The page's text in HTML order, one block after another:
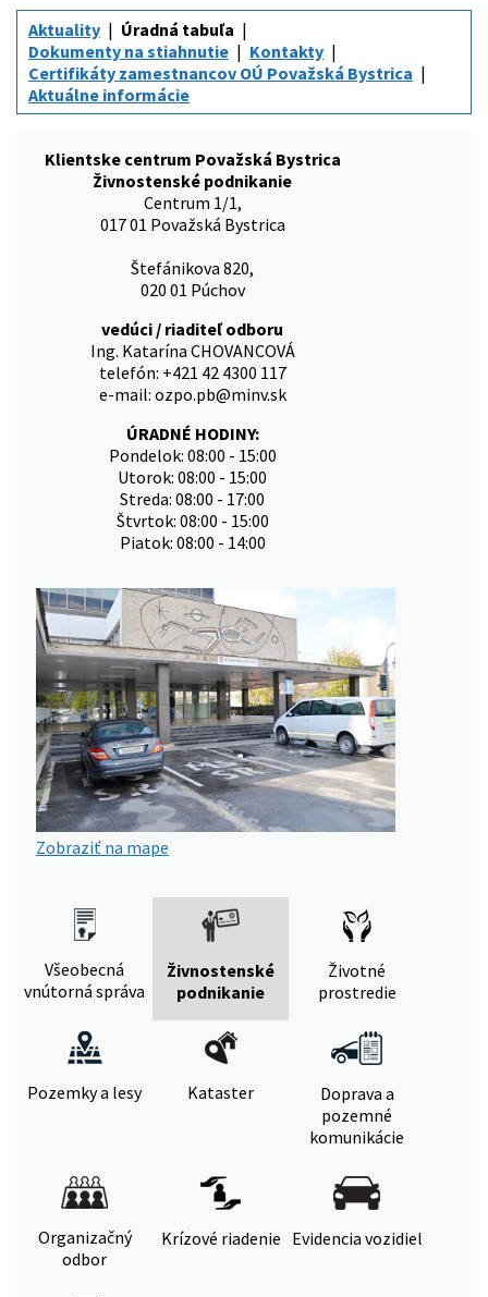
Aktuality
Úradná tabuľa
Dokumenty na stiahnutie
Kontakty
Certifikáty zamestnancov OÚ Považská Bystrica
Aktuálne informácie
Klientske centrum Považská Bystrica
Živnostenské podnikanie
Centrum 1/1,
017 01 Považská Bystrica
Štefánikova 820,
020 01 Púchov
vedúci / riaditeľ odboru
Ing. Katarína CHOVANCOVÁ
telefón: +421 42 4300 117
e-mail: ozpo.pb@minv.sk
ÚRADNÉ HODINY:
Pondelok: 08:00 - 15:00
Utorok: 08:00 - 15:00
Streda: 08:00 - 17:00
Štvrtok: 08:00 - 15:00
Piatok: 08:00 - 14:00
Zobraziť na mape
Všeobecná
vnútorná správa
Živnostenské
podnikanie
Životné
prostredie
Pozemky a lesy Kataster
Doprava a
pozemné
komunikácie
Organizačný
odbor
Krízové riadenie Evidencia vozidiel